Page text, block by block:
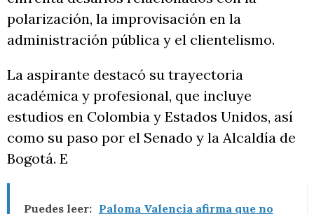
polarización, la improvisación en la
administración pública y el clientelismo.
La aspirante destacó su trayectoria
académica y profesional, que incluye
estudios en Colombia y Estados Unidos, así
como su paso por el Senado y la Alcaldía de
Bogotá. E
Puedes leer: Paloma Valencia afirma que no